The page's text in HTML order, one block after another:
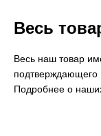
Весь
Весь наш товар
подтверждающего
Подробнее о